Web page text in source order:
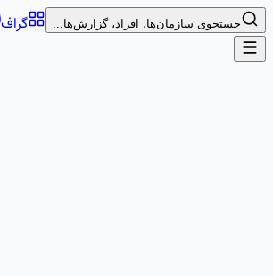
جستجوی سازمان‌ها، افراد، گزارش‌ها... گراف